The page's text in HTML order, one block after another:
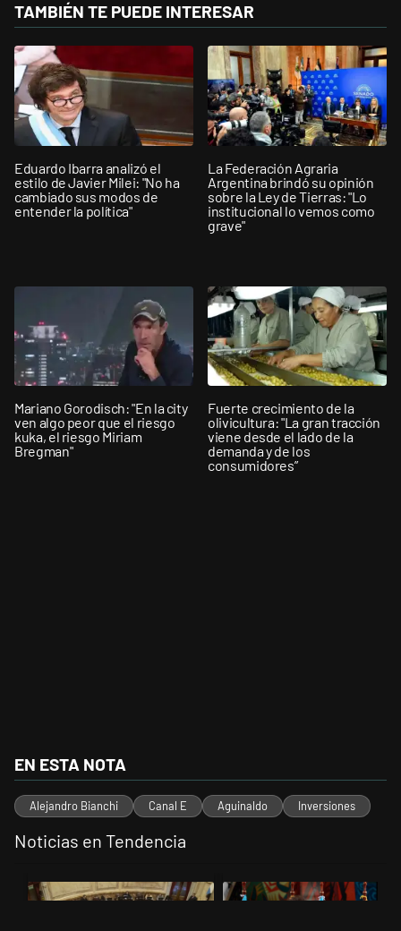
TAMBIÉN TE PUEDE INTERESAR
Eduardo Ibarra analizó el
estilo de Javier Milei: "No ha
cambiado sus modos de
entender la política"
La Federación Agraria
Argentina brindó su opinión
sobre la Ley de Tierras: "Lo
institucional lo vemos como
grave"
Mariano Gorodisch: "En la city
ven algo peor que el riesgo
kuka, el riesgo Miriam
Bregman"
Fuerte crecimiento de la
olivicultura: "La gran tracción
viene desde el lado de la
demanda y de los
consumidores”
EN ESTA NOTA
Alejandro Bianchi Canal E Aguinaldo Inversiones
Noticias en Tendencia
Un artículo de tendencia con el título "El Senado dio media sanción
Un artículo de tendencia con el